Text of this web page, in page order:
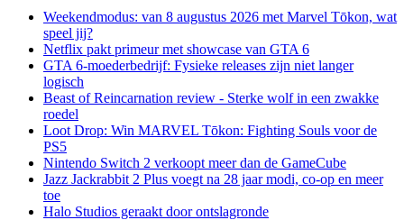
Weekendmodus: van 8 augustus 2026 met Marvel Tōkon, wat
speel jij?
Netflix pakt primeur met showcase van GTA 6
GTA 6-moederbedrijf: Fysieke releases zijn niet langer
logisch
Beast of Reincarnation review - Sterke wolf in een zwakke
roedel
Loot Drop: Win MARVEL Tōkon: Fighting Souls voor de
PS5
Nintendo Switch 2 verkoopt meer dan de GameCube
Jazz Jackrabbit 2 Plus voegt na 28 jaar modi, co-op en meer
toe
Halo Studios geraakt door ontslagronde